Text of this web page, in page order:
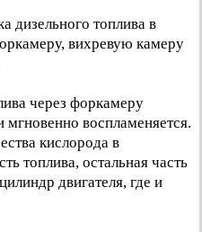
дизельного топлива в
вихревую камеру
через форкамеру
мгновенно воспламеняется.
кислорода в
топлива, остальная часть
двигателя, где и